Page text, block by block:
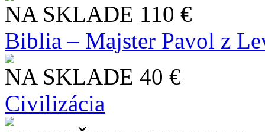
NA SKLADE 110 €
Biblia – Majster Pavol z
NA SKLADE 40 €
Civilizácia